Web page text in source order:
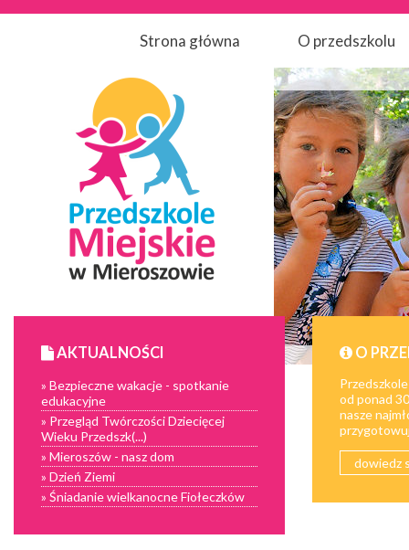
Strona główna O przedszkolu
AKTUALNOŚCI
» Bezpieczne wakacje - spotkanie
edukacyjne
» Przegląd Twórczości Dziecięcej
Wieku Przedszk(...)
» Mieroszów - nasz dom
» Dzień Ziemi
» Śniadanie wielkanocne Fiołeczków
O
od ponad
nasze
dowiedz